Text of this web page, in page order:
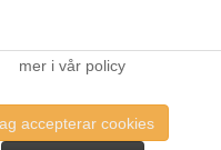
för att förbättra din
mer i vår policy
accepterar cookies